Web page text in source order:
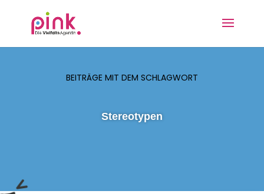
BEITRÄGE MIT DEM SCHLAGWORT
Stereotypen